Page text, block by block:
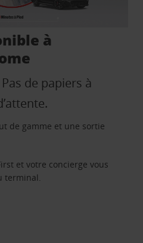
à
de papiers à
de gamme et une sortie
et votre concierge vous
terminal.